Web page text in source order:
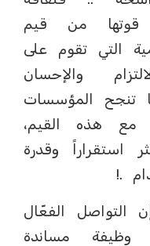
قوتها من قيم
التي تقوم على
والإحسان
تنجح المؤسسات
مع هذه القيم،
استقراراً وقدرة
.!
التواصل الفعّال
وظيفة مساندة